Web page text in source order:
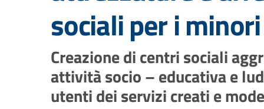
sociali per i minori
Creazione di centri sociali
attività socio – educativa e
utenti dei servizi creati e